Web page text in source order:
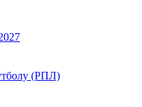
(РПЛ)